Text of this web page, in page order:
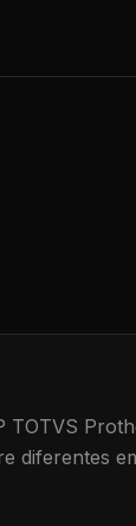
TOTVS
diferentes